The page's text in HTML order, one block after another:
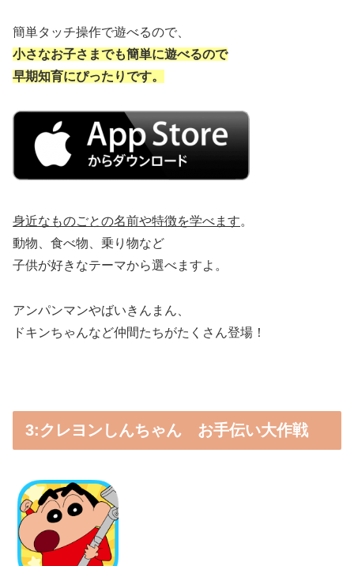
簡単タッチ操作で遊べるので、
小さなお子さまでも簡単に遊べるので
早期知育にぴったりです。
身近なものごとの名前や特徴を学べます。
動物、食べ物、乗り物など
子供が好きなテーマから選べますよ。
アンパンマンやばいきんまん、
ドキンちゃんなど仲間たちがたくさん登場！
3:クレヨンしんちゃん お手伝い大作戦